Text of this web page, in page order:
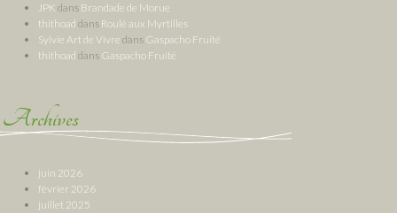
JPK dans Brandade de Morue
thithoad dans Roulé aux Myrtilles
Sylvie Art de Vivre dans Gaspacho Fruité
thithoad dans Gaspacho Fruité
Archives
juin 2026
février 2026
juillet 2025